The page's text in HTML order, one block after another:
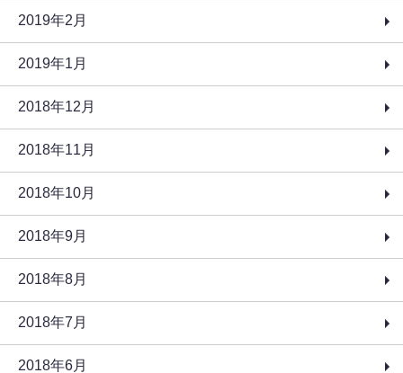
2019年2月
2019年1月
2018年12月
2018年11月
2018年10月
2018年9月
2018年8月
2018年7月
2018年6月